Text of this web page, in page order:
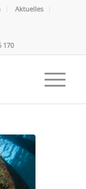
Aktuelles
170